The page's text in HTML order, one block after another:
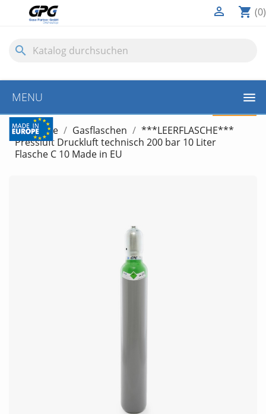
shopping_cart (0)

search
MENU
Startseite Gasflaschen
***LEERFLASCHE***
Pressluft Druckluft technisch 200 bar 10 Liter
Flasche C 10 Made in EU